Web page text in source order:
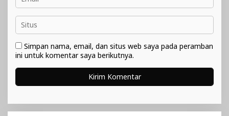
Simpan nama, email, dan situs web saya pada peramban
ini untuk komentar saya berikutnya.